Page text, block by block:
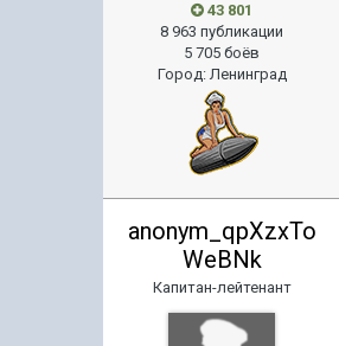
43 801
8 963 публикации
5 705 боёв
Город:Ленинград
anonym_qpXzxTo
WeBNk
Капитан-лейтенант